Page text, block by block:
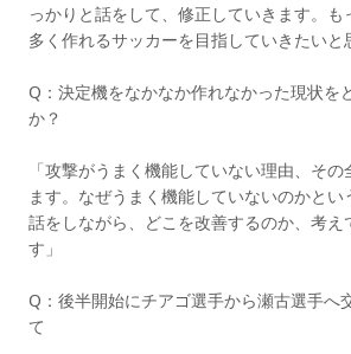
っかりと話をして、修正していきます。も
多く作れるサッカーを目指していきたいと
Q：決定機をなかなか作れなかった現状を
か？
「攻撃がうまく機能していない理由、そ
ます。なぜうまく機能していないのかとい
話をしながら、どこを改善するのか、考え
す」
Q：後半開始にチアゴ選手から瀬古選手へ
て